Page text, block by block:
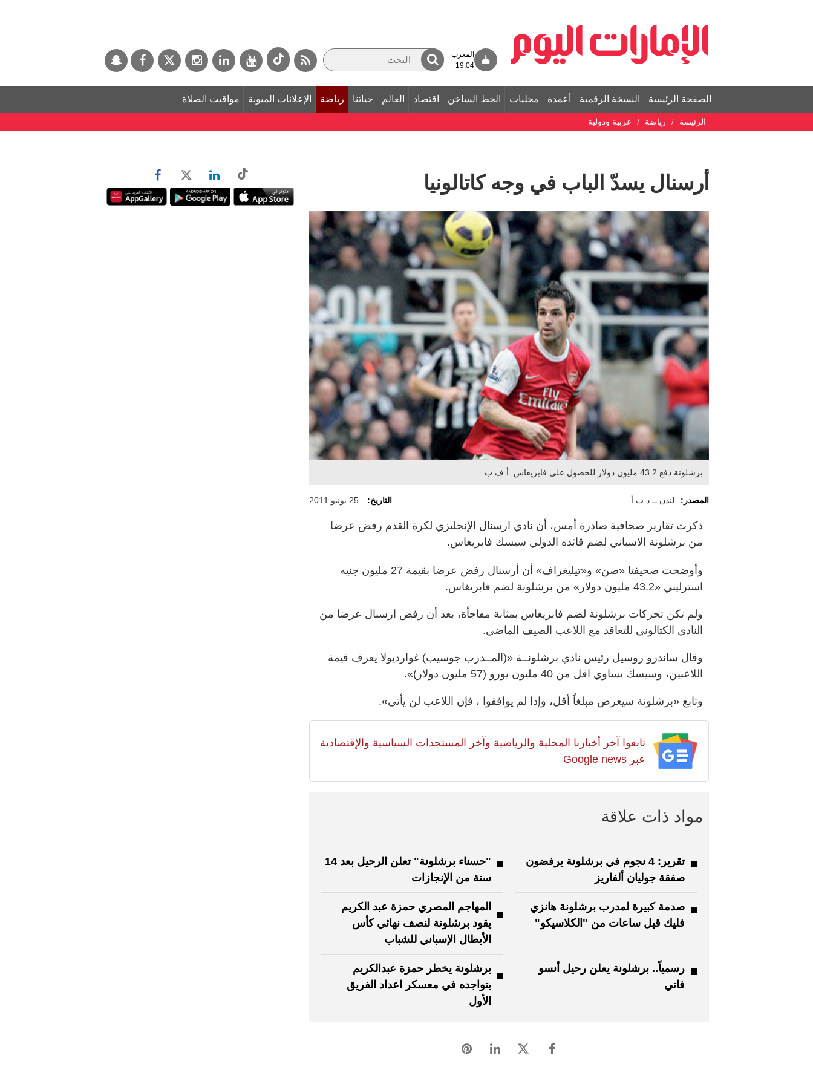
المغرب
19:04
الصفحة الرئيسة النسخة الرقمية أعمدة محليات الخط الساخن اقتصاد العالم حياتنا رياضة الإعلانات المبوبة مواقيت الصلاة
الرئيسة رياضة عربية ودولية
أرسنال يسدّ الباب في وجه كاتالونيا
برشلونة دفع 43.2 مليون دولار للحصول على فابريغاس. أ.ف.ب
المصدر: لندن ــ د.ب.أ التاريخ: 25 يونيو 2011
ذكرت تقارير صحافية صادرة أمس، أن نادي ارسنال الإنجليزي لكرة القدم رفض عرضا
من برشلونة الاسباني لضم قائده الدولي سيسك فابريغاس.
وأوضحت صحيفتا «صن» و«تيليغراف» أن أرسنال رفض عرضا بقيمة 27 مليون جنيه
استرليني «43.2 مليون دولار» من برشلونة لضم فابريغاس.
ولم تكن تحركات برشلونة لضم فابريغاس بمثابة مفاجأة، بعد أن رفض ارسنال عرضا من
النادي الكتالوني للتعاقد مع اللاعب الصيف الماضي.
وقال ساندرو روسيل رئيس نادي برشلونــة «(المــدرب جوسيب) غوارديولا يعرف قيمة
اللاعبين، وسيسك يساوي اقل من 40 مليون يورو (57 مليون دولار)».
وتابع «برشلونة سيعرض مبلغاً أقل، وإذا لم يوافقوا ، فإن اللاعب لن يأتي».
تابعوا آخر أخبارنا المحلية والرياضية وآخر المستجدات السياسية والإقتصادية
عبر Google news
مواد ذات علاقة
تقرير: 4 نجوم في برشلونة يرفضون
صفقة جوليان ألفاريز
"حسناء برشلونة" تعلن الرحيل بعد 14
سنة من الإنجازات
صدمة كبيرة لمدرب برشلونة هانزي
فليك قبل ساعات من "الكلاسيكو"
المهاجم المصري حمزة عبد الكريم
يقود برشلونة لنصف نهائي كأس
الأبطال الإسباني للشباب
رسمياً.. برشلونة يعلن رحيل أنسو
فاتي
برشلونة يخطر حمزة عبدالكريم
بتواجده في معسكر اعداد الفريق
الأول